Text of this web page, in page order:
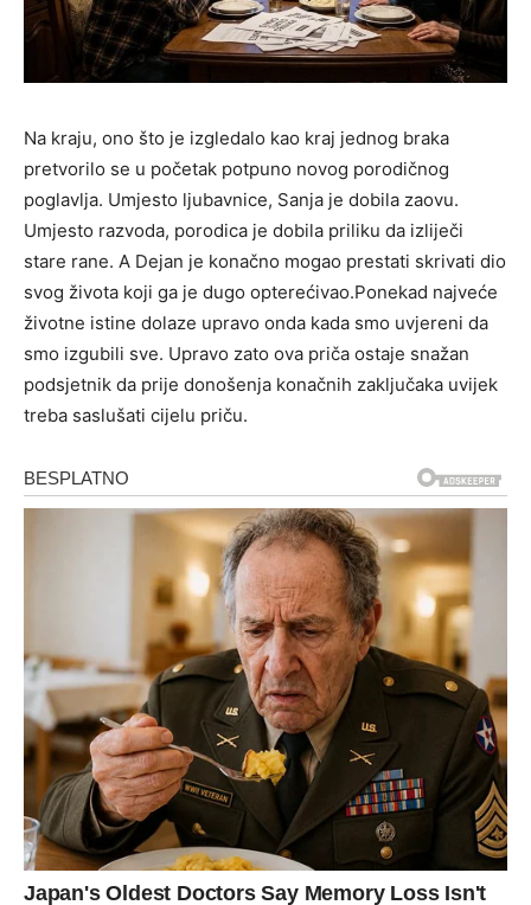
Na kraju, ono što je izgledalo kao kraj jednog braka
pretvorilo se u početak potpuno novog porodičnog
poglavlja. Umjesto ljubavnice, Sanja je dobila zaovu.
Umjesto razvoda, porodica je dobila priliku da izliječi
stare rane. A Dejan je konačno mogao prestati skrivati dio
svog života koji ga je dugo opterećivao.Ponekad najveće
životne istine dolaze upravo onda kada smo uvjereni da
smo izgubili sve. Upravo zato ova priča ostaje snažan
podsjetnik da prije donošenja konačnih zaključaka uvijek
treba saslušati cijelu priču.